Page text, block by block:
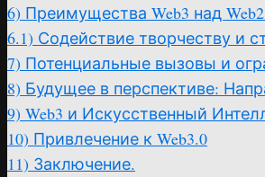
6) Преимущества Web3 над
6.1) Содействие творчеству и
7) Потенциальные вызовы и
8) Будущее в перспективе:
9) Web3 и Искусственный
10) Привлечение к Web3.0
11) Заключение.